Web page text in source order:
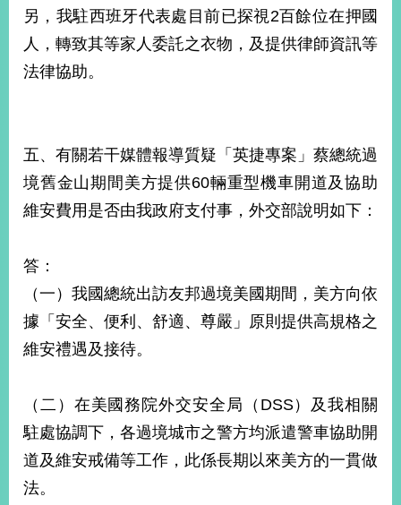
另，我駐西班牙代表處目前已探視2百餘位在押國
人，轉致其等家人委託之衣物，及提供律師資訊等
法律協助。
五、有關若干媒體報導質疑「英捷專案」蔡總統過
境舊金山期間美方提供60輛重型機車開道及協助
維安費用是否由我政府支付事，外交部說明如下：
答：
（一）我國總統出訪友邦過境美國期間，美方向依
據「安全、便利、舒適、尊嚴」原則提供高規格之
維安禮遇及接待。
（二）在美國務院外交安全局（DSS）及我相關
駐處協調下，各過境城市之警方均派遣警車協助開
道及維安戒備等工作，此係長期以來美方的一貫做
法。